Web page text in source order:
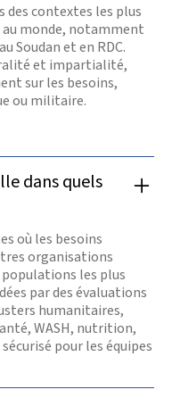
des contextes les plus
monde, notamment
Soudan et en RDC.
et impartialité,
sur les besoins,
ou militaire.
dans quels
où les besoins
organisations
les plus
par des évaluations
humanitaires,
WASH, nutrition,
pour les équipes